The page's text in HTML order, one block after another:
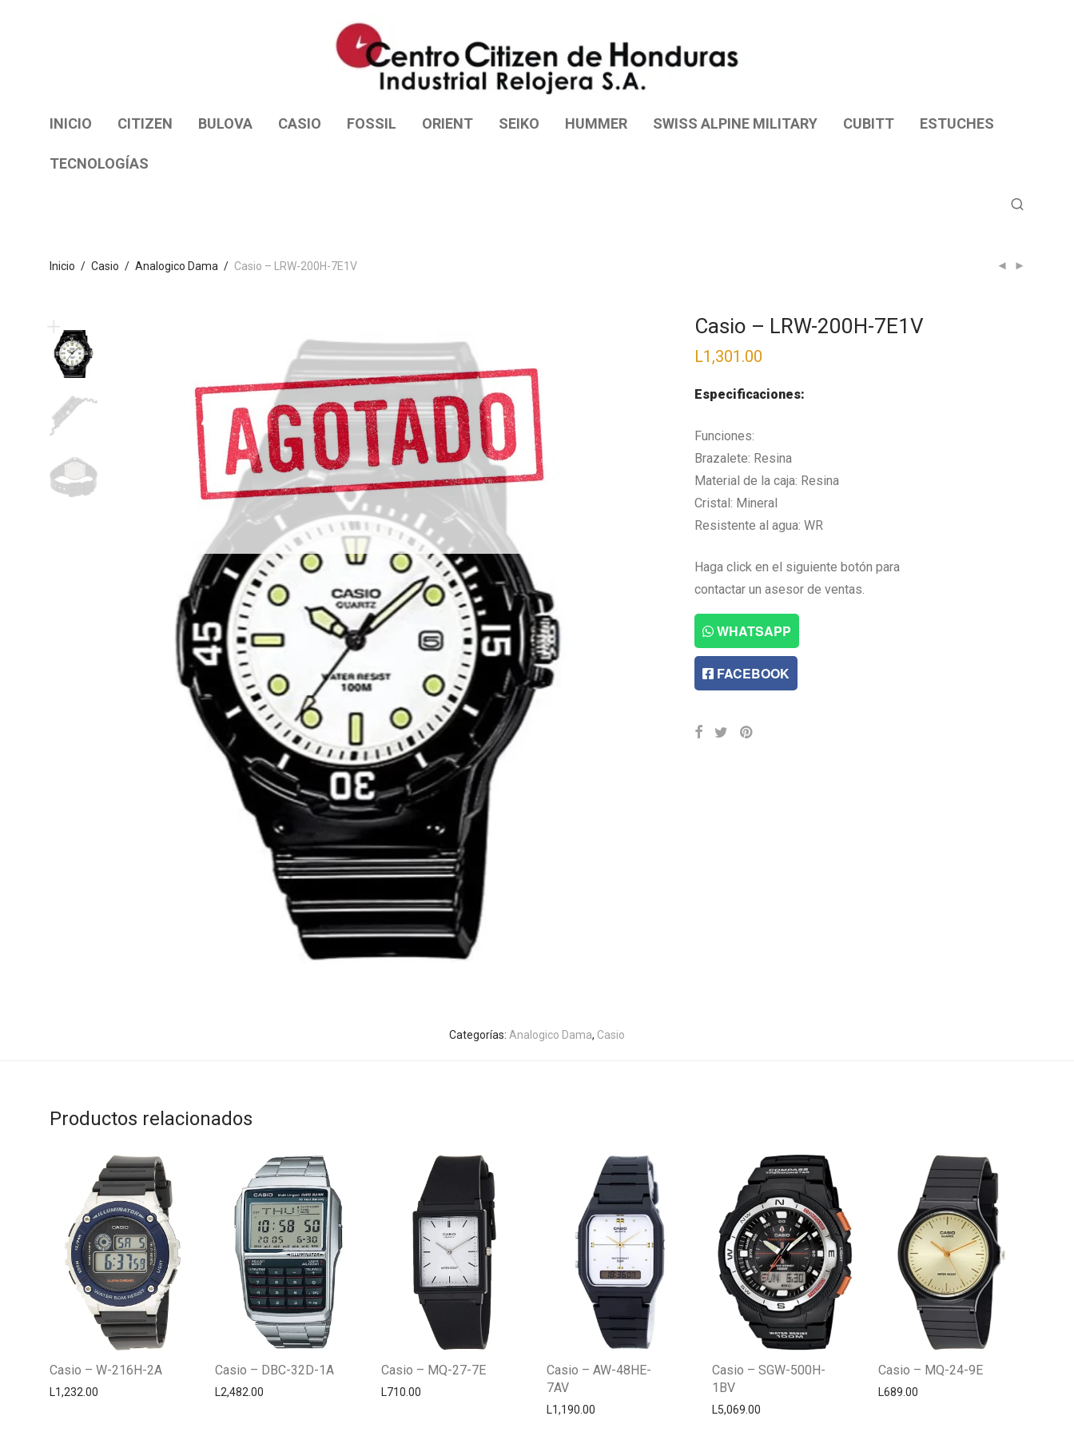
INICIO CITIZEN BULOVA CASIO FOSSIL ORIENT SEIKO HUMMER SWISS ALPINE MILITARY CUBITT ESTUCHES
TECNOLOGÍAS
Inicio / Casio / Analogico Dama / Casio – LRW-200H-7E1V
Casio – LRW-200H-7E1V
L1,301.00
Especificaciones:
Funciones:
Brazalete: Resina
Material de la caja: Resina
Cristal: Mineral
Resistente al agua: WR
Haga click en el siguiente botón para
contactar un asesor de ventas.
WHATSAPP
FACEBOOK
Categorías: Analogico Dama, Casio
Productos relacionados
Casio – W-216H-2A
L1,232.00
Casio – DBC-32D-1A
L2,482.00
Casio – MQ-27-7E
L710.00
Casio – AW-48HE-
7AV
L1,190.00
Casio – SGW-500H-
1BV
L5,069.00
Casio – MQ-24-9E
L689.00
Centro Citizen
Typically replies within a day